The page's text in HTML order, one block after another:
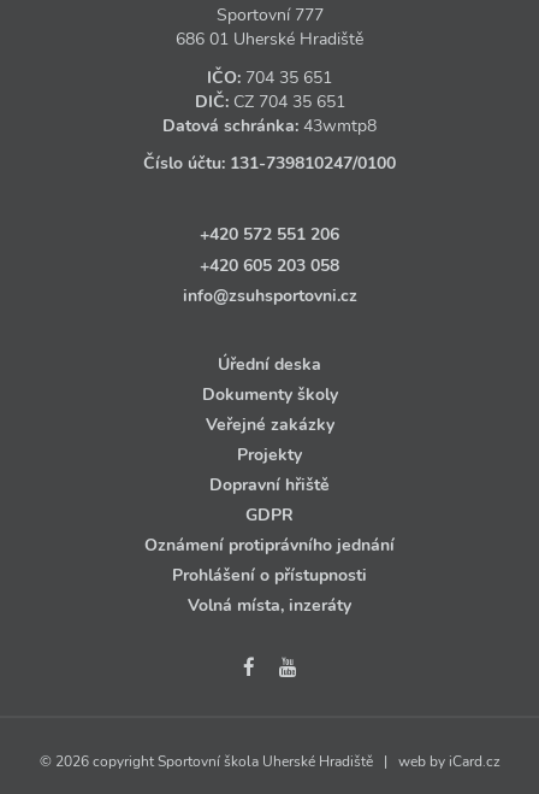
Sportovní 777
686 01 Uherské Hradiště
IČO: 704 35 651
DIČ: CZ 704 35 651
Datová schránka: 43wmtp8
Číslo účtu: 131‑739810247/0100
+420 572 551 206
+420 605 203 058
info@zsuhsportovni.cz
Úřední deska
Dokumenty školy
Veřejné zakázky
Projekty
Dopravní hřiště
GDPR
Oznámení protiprávního jednání
Prohlášení o přístupnosti
Volná místa, inzeráty
© 2026 copyright Sportovní škola Uherské Hradiště | web by iCard.cz